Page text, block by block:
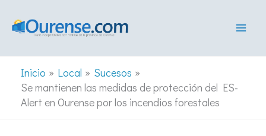
Inicio Local
Sucesos
Se mantienen las medidas de protección del ES-
Alert en Ourense por los incendios forestales